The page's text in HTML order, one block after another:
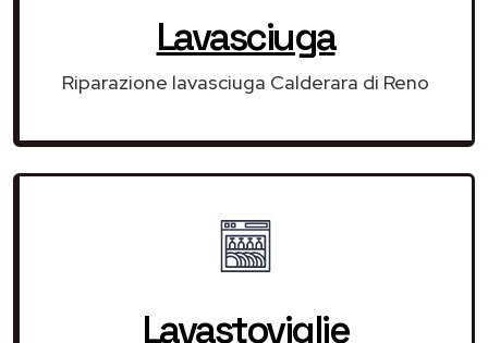
Lavasciuga
Riparazione lavasciuga Calderara di Reno
Lavastoviglie